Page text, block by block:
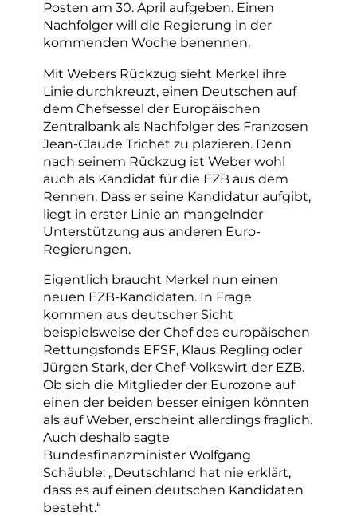
Posten am 30. April aufgeben. Einen
Nachfolger will die Regierung in der
kommenden Woche benennen.
Mit Webers Rückzug sieht Merkel ihre
Linie durchkreuzt, einen Deutschen auf
dem Chefsessel der Europäischen
Zentralbank als Nachfolger des Franzosen
Jean-Claude Trichet zu plazieren. Denn
nach seinem Rückzug ist Weber wohl
auch als Kandidat für die EZB aus dem
Rennen. Dass er seine Kandidatur aufgibt,
liegt in erster Linie an mangelnder
Unterstützung aus anderen Euro-
Regierungen.
Eigentlich braucht Merkel nun einen
neuen EZB-Kandidaten. In Frage
kommen aus deutscher Sicht
beispielsweise der Chef des europäischen
Rettungsfonds EFSF, Klaus Regling oder
Jürgen Stark, der Chef-Volkswirt der EZB.
Ob sich die Mitglieder der Eurozone auf
einen der beiden besser einigen könnten
als auf Weber, erscheint allerdings fraglich.
Auch deshalb sagte
Bundesfinanzminister Wolfgang
Schäuble: „Deutschland hat nie erklärt,
dass es auf einen deutschen Kandidaten
besteht.“